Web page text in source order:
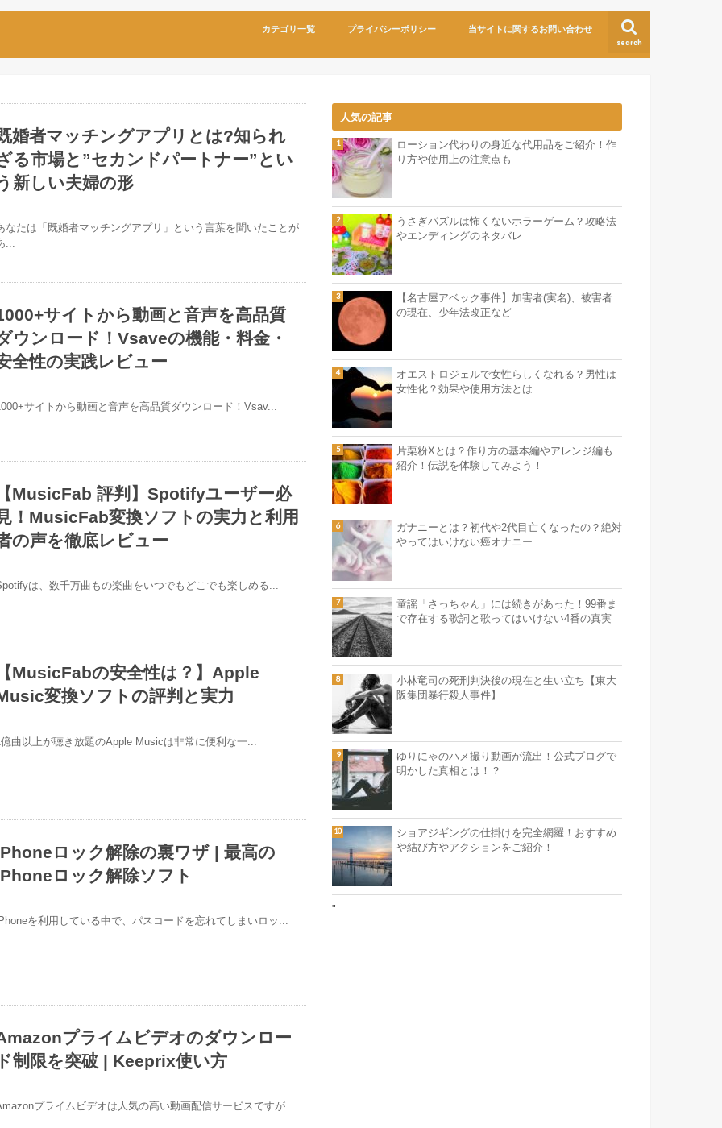
search
カテゴリ一覧 プライバシーポリシー 当サイトに関するお問い合わせ
婚者マッチングアプリとは?知られ
る市場と”セカンドパートナー”とい
新しい夫婦の形
なたは「既婚者マッチングアプリ」という言葉を聞いたことが
...
サイトから動画と音声を高品質
ウンロード！Vsaveの機能・料金・
全性の実践レビュー
サイトから動画と音声を高品質ダウンロード！Vsav...
MusicFab 評判】Spotifyユーザー必
！MusicFab変換ソフトの実力と利用
の声を徹底レビュー
は、数千万曲もの楽曲をいつでもどこでも楽しめる...
MusicFabの安全性は？】Apple
変換ソフトの評判と実力
曲以上が聴き放題のApple Musicは非常に便利な一...
ロック解除の裏ワザ | 最高の
ロック解除ソフト
を利用している中で、パスコードを忘れてしまいロッ...
プライムビデオのダウンロー
制限を突破 | Keeprix使い方
プライムビデオは人気の高い動画配信サービスですが...
人気の記事
ローション代わりの身近な代用品をご紹介！作
り方や使用上の注意点も
うさぎパズルは怖くないホラーゲーム？攻略法
やエンディングのネタバレ
【名古屋アベック事件】加害者(実名)、被害者
の現在、少年法改正など
オエストロジェルで女性らしくなれる？男性は
女性化？効果や使用方法とは
片栗粉Xとは？作り方の基本編やアレンジ編も
紹介！伝説を体験してみよう！
ガナニーとは？初代や2代目亡くなったの？絶対
やってはいけない癌オナニー
童謡「さっちゃん」には続きがあった！99番ま
で存在する歌詞と歌ってはいけない4番の真実
小林竜司の死刑判決後の現在と生い立ち【東大
阪集団暴行殺人事件】
ゆりにゃのハメ撮り動画が流出！公式ブログで
明かした真相とは！？
ショアジギングの仕掛けを完全網羅！おすすめ
や結び方やアクションをご紹介！
"